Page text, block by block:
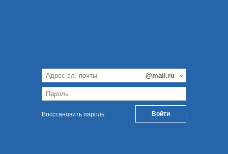
Восстановить пароль